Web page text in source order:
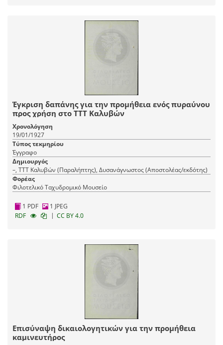
Έγκριση δαπάνης για την προμήθεια ενός πυραύνου
προς χρήση στο ΤΤΤ Καλυβών
Χρονολόγηση
19/01/1927
Τύπος τεκμηρίου
Έγγραφο
Δημιουργός
–, ΤΤΤ Καλυβών (Παραλήπτης), Δυσανάγνωστος (Αποστολέας/εκδότης)
Φορέας
Φιλοτελικό Ταχυδρομικό Μουσείο
1 PDF
1 JPEG
RDF
| CC BY 4.0
Επισύναψη δικαιολογητικών για την προμήθεια
καμινευτήρος